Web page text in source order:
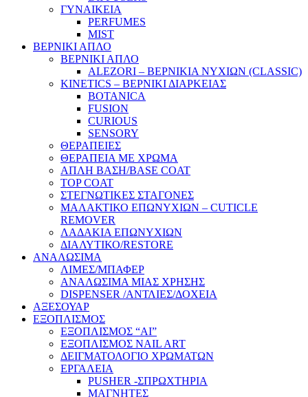
ΓΥΝΑΙΚΕΙΑ
PERFUMES
MIST
ΒΕΡΝΙΚΙ ΑΠΛΟ
ΒΕΡΝΙΚΙ ΑΠΛΟ
ALEZORI – ΒΕΡΝΙΚΙΑ ΝΥΧΙΩΝ (CLASSIC)
KINETICS – ΒΕΡΝΙΚΙ ΔΙΑΡΚΕΙΑΣ
BOTANICA
FUSION
CURIOUS
SENSORY
ΘΕΡΑΠΕΙΕΣ
ΘΕΡΑΠΕΙΑ ΜΕ ΧΡΩΜΑ
ΑΠΛΗ ΒΑΣΗ/BASE COAT
TOP COAT
ΣΤΕΓΝΩΤΙΚΕΣ ΣΤΑΓΟΝΕΣ
ΜΑΛΑΚΤΙΚΟ ΕΠΩΝΥΧΙΩΝ – CUTICLE
REMOVER
ΛΑΔΑΚΙΑ ΕΠΩΝΥΧΙΩΝ
ΔΙΑΛΥΤΙΚΟ/RESTORE
ΑΝΑΛΩΣΙΜΑ
ΛΙΜΕΣ/ΜΠΑΦΕΡ
ΑΝΑΛΩΣΙΜΑ ΜΙΑΣ ΧΡΗΣΗΣ
DISPENSER /ΑΝΤΛΙΕΣ/ΔΟΧΕΙΑ
ΑΞΕΣΟΥΑΡ
ΕΞΟΠΛΙΣΜΟΣ
ΕΞΟΠΛΙΣΜΟΣ “AI”
ΕΞΟΠΛΙΣΜΟΣ NAIL ART
ΔΕΙΓΜΑΤΟΛΟΓΙΟ ΧΡΩΜΑΤΩΝ
ΕΡΓΑΛΕΙΑ
PUSHER -ΣΠΡΩΧΤΗΡΙΑ
ΜΑΓΝΗΤΕΣ